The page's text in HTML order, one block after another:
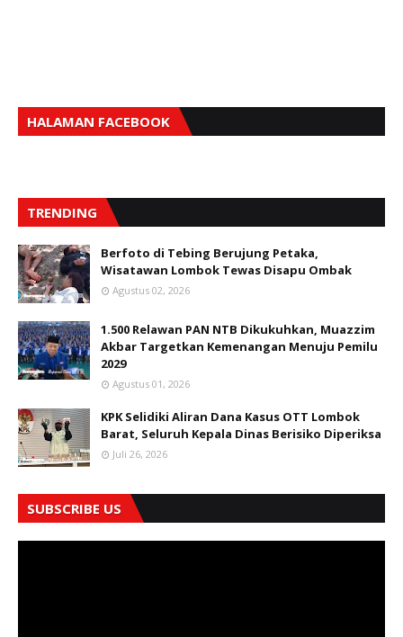
HALAMAN FACEBOOK
TRENDING
Berfoto di Tebing Berujung Petaka,
Wisatawan Lombok Tewas Disapu Ombak
Agustus 02, 2026
1.500 Relawan PAN NTB Dikukuhkan, Muazzim
Akbar Targetkan Kemenangan Menuju Pemilu
2029
Agustus 01, 2026
KPK Selidiki Aliran Dana Kasus OTT Lombok
Barat, Seluruh Kepala Dinas Berisiko Diperiksa
Juli 26, 2026
SUBSCRIBE US